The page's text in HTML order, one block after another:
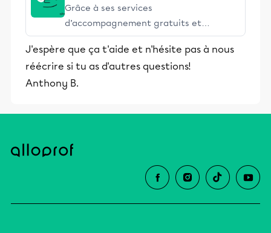
Grâce à ses services
d’accompagnement gratuits et
stimulants, Alloprof engage les élèves
et leurs parents dans la réussite
éducative.
J'espère que ça t'aide et n'hésite pas à nous
réécrire si tu as d'autres questions!
Anthony B.